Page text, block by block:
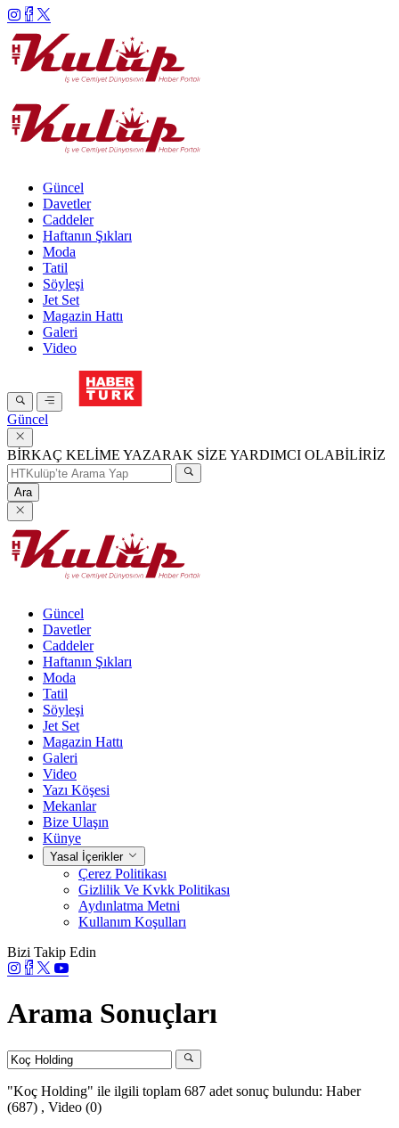
Güncel
Davetler
Caddeler
Haftanın Şıkları
Moda
Tatil
Söyleşi
Jet Set
Magazin Hattı
Galeri
Video
Güncel
BİRKAÇ KELİME YAZARAK SİZE YARDIMCI OLABİLİRİZ
Ara
Güncel
Davetler
Caddeler
Haftanın Şıkları
Moda
Tatil
Söyleşi
Jet Set
Magazin Hattı
Galeri
Video
Yazı Köşesi
Mekanlar
Bize Ulaşın
Künye
Yasal İçerikler
Çerez Politikası
Gizlilik Ve Kvkk Politikası
Aydınlatma Metni
Kullanım Koşulları
Bizi Takip Edin
Arama Sonuçları
"Koç Holding" ile ilgili toplam 687 adet sonuç bulundu: Haber
(687) , Video (0)